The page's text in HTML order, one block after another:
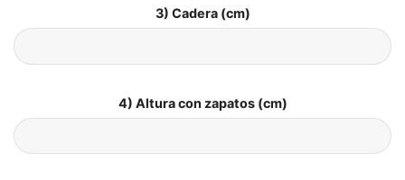
3) Cadera (cm)
4) Altura con zapatos (cm)